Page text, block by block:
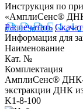
Инструкция по
«АмплиСенс®
Распечатать
Информация для
Наименование
Кат. №
Комплектация
АмплиСенс® ДНК-
экстракции ДНК
K1-8-100